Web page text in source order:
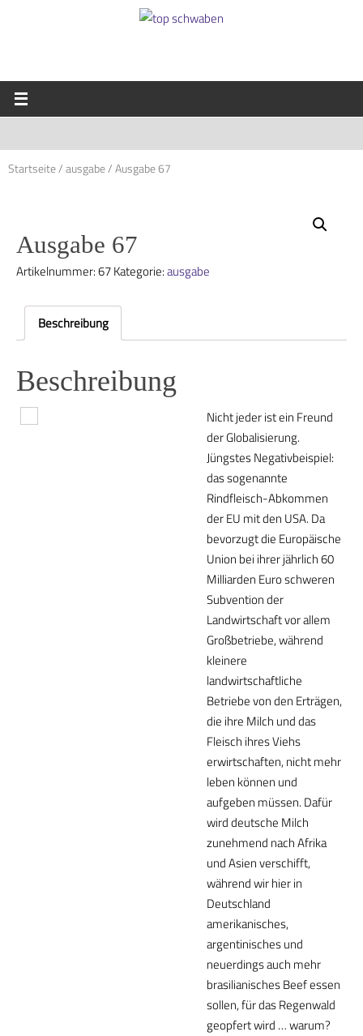
Startseite/ausgabe/ Ausgabe 67
Ausgabe 67
Artikelnummer:67Kategorie:ausgabe
Beschreibung
Beschreibung
Nicht jeder ist ein Freund
der Globalisierung.
Jüngstes Negativbeispiel:
das sogenannte
Rindfleisch-Abkommen
der EU mit den USA. Da
bevorzugt die Europäische
Union bei ihrer jährlich 60
Milliarden Euro schweren
Subvention der
Landwirtschaft vor allem
Großbetriebe, während
kleinere
landwirtschaftliche
Betriebe von den Erträgen,
die ihre Milch und das
Fleisch ihres Viehs
erwirtschaften, nicht mehr
leben können und
aufgeben müssen. Dafür
wird deutsche Milch
zunehmend nach Afrika
und Asien verschifft,
während wir hier in
Deutschland
amerikanisches,
argentinisches und
neuerdings auch mehr
brasilianisches Beef essen
sollen, für das Regenwald
geopfert wird … warum?